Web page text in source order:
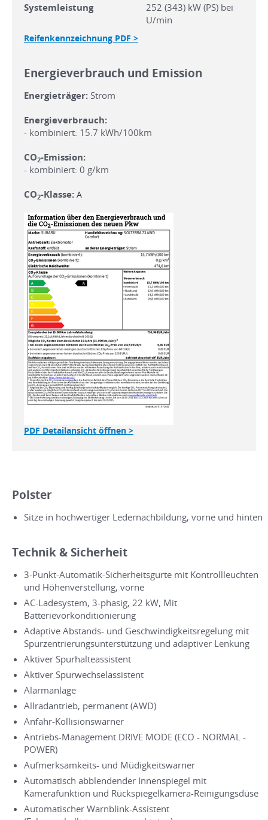
Systemleistung
252 (343) kW (PS) bei
U/min
Reifenkennzeichnung PDF >
Energieverbrauch und Emission
Energieträger: Strom
Energieverbrauch:
- kombiniert: 15.7 kWh/100km
CO2-Emission:
- kombiniert: 0 g/km
CO2-Klasse: A
PDF Detailansicht öffnen >
Polster
Sitze in hochwertiger Ledernachbildung, vorne und hinten
Technik & Sicherheit
3-Punkt-Automatik-Sicherheitsgurte mit Kontrollleuchten
und Höhenverstellung, vorne
AC-Ladesystem, 3-phasig, 22 kW, Mit
Batterievorkonditionierung
Adaptive Abstands- und Geschwindigkeitsregelung mit
Spurzentrierungsunterstützung und adaptiver Lenkung
Aktiver Spurhalteassistent
Aktiver Spurwechselassistent
Alarmanlage
Allradantrieb, permanent (AWD)
Anfahr-Kollisionswarner
Antriebs-Management DRIVE MODE (ECO - NORMAL -
POWER)
Aufmerksamkeits- und Müdigkeitswarner
Automatisch abblendender Innenspiegel mit
Kamerafunktion und Rückspiegelkamera-Reinigungsdüse
Automatischer Warnblink-Assistent